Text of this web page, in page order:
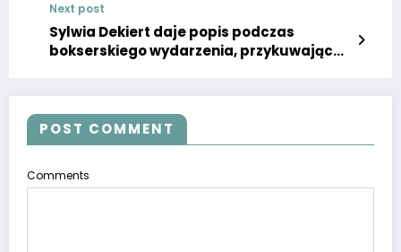
Next post
Sylwia Dekiert daje popis podczas
bokserskiego wydarzenia, przykuwając
POST COMMENT
Comments